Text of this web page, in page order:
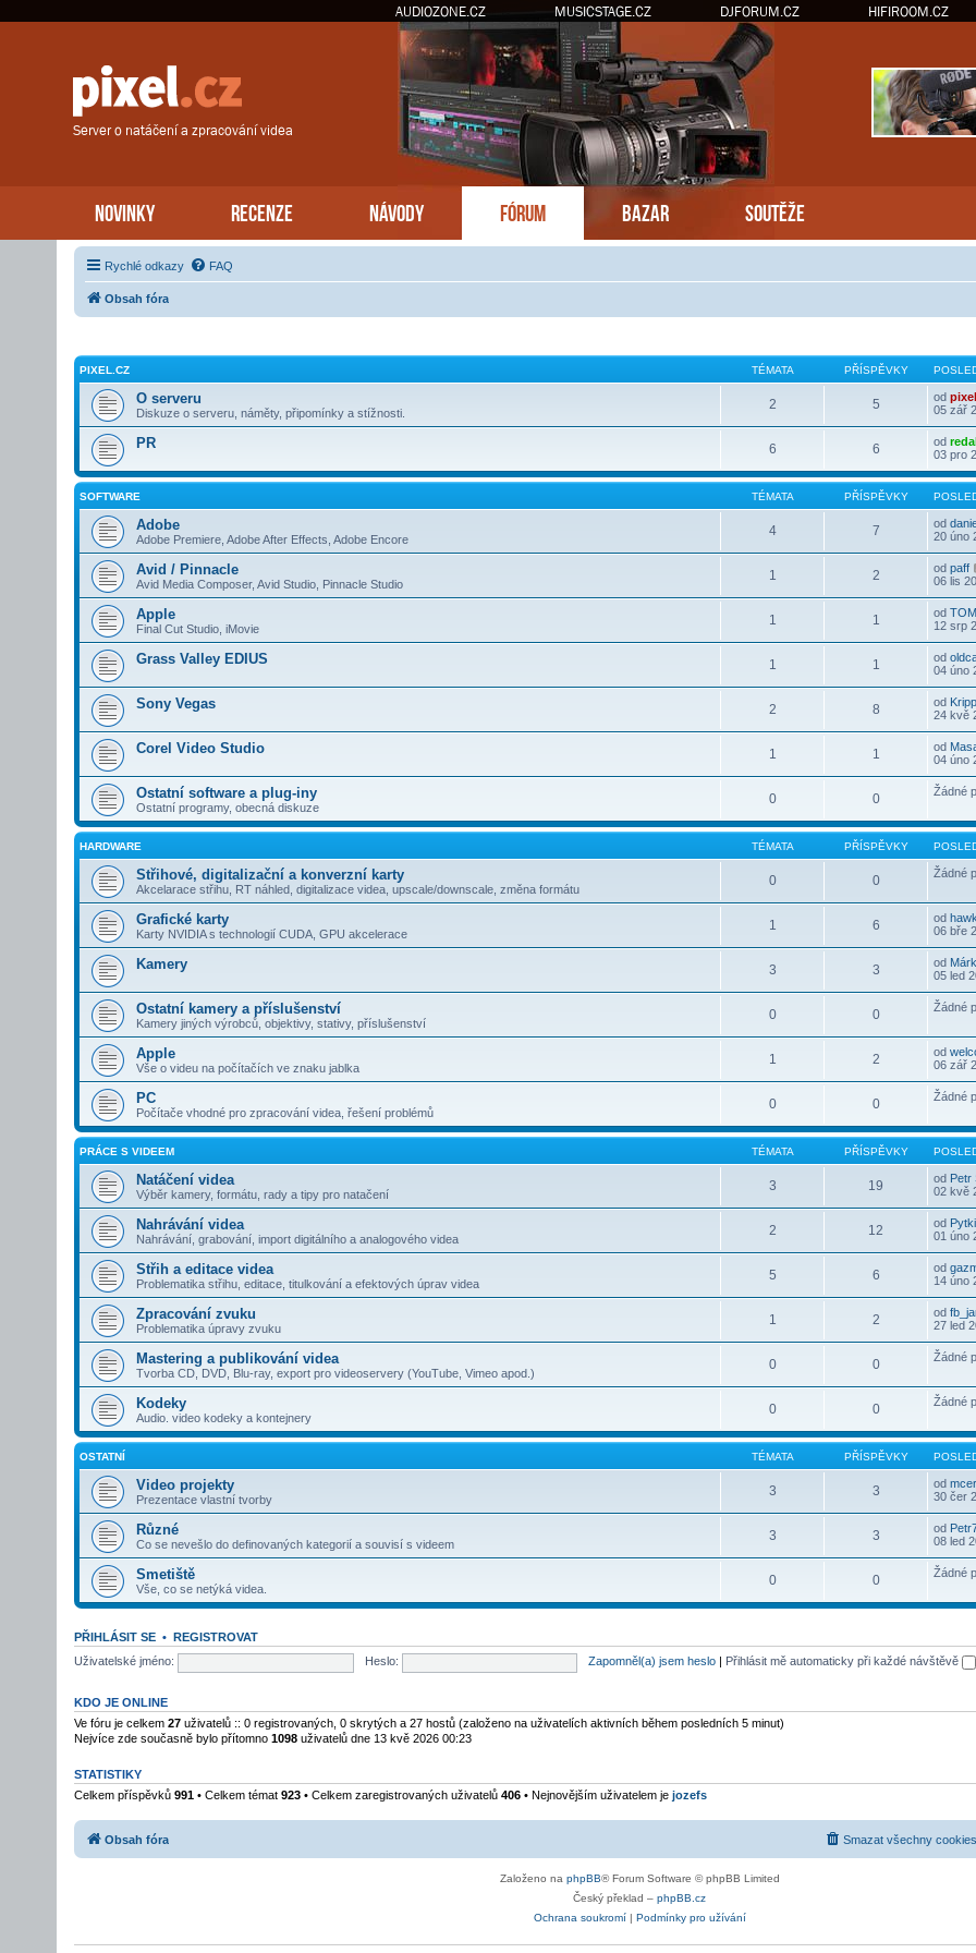
AUDIOZONE.CZ MUSICSTAGE.CZ DJFORUM.CZ HIFIROOM.CZ
Server o natáčení a zpracování videa
NOVINKY RECENZE NÁVODY FÓRUM BAZAR SOUTĚŽE
Rychlé odkazy FAQ
Obsah fóra
PIXEL.CZ TÉMATA PŘÍSPĚVKY
O serveru
Diskuze o serveru, náměty, připomínky a stížnosti.
2 5 od pixel
05 zář
PR 6 6 od
03 pro
SOFTWARE TÉMATA PŘÍSPĚVKY
Adobe
Adobe Premiere, Adobe After Effects, Adobe Encore
4 7 od
20 úno
Avid / Pinnacle
Avid Media Composer, Avid Studio, Pinnacle Studio
1 2 od paff
06 lis
Apple
Final Cut Studio, iMovie
1 1 od
12 srp
Grass Valley EDIUS 1 1 od
04 úno
Sony Vegas 2 8 od Kripp
24 kvě
Corel Video Studio 1 1 od
04 úno
Ostatní software a plug-iny
Ostatní programy, obecná diskuze
0 0 Žádné
HARDWARE TÉMATA PŘÍSPĚVKY
Střihové, digitalizační a konverzní karty
Akcelarace střihu, RT náhled, digitalizace videa, upscale/downscale, změna formátu
0 0 Žádné
Grafické karty
Karty NVIDIA s technologií CUDA, GPU akcelerace
1 6 od
06 bře
Kamery 3 3 od
05 led
Ostatní kamery a příslušenství
Kamery jiných výrobců, objektivy, stativy, příslušenství
0 0 Žádné
Apple
Vše o videu na počítačích ve znaku jablka
1 2 od
06 zář
PC
Počítače vhodné pro zpracování videa, řešení problémů
0 0 Žádné
PRÁCE S VIDEEM TÉMATA PŘÍSPĚVKY
Natáčení videa
Výběr kamery, formátu, rady a tipy pro natačení
3 19 od Petr
02 kvě
Nahrávání videa
Nahrávání, grabování, import digitálního a analogového videa
2 12 od
01 úno
Střih a editace videa
Problematika střihu, editace, titulkování a efektových úprav videa
5 6 od
14 úno
Zpracování zvuku
Problematika úpravy zvuku
1 2 od
27 led
Mastering a publikování videa
Tvorba CD, DVD, Blu-ray, export pro videoservery (YouTube, Vimeo apod.)
0 0 Žádné
Kodeky
Audio. video kodeky a kontejnery
0 0 Žádné
OSTATNÍ TÉMATA PŘÍSPĚVKY
Video projekty
Prezentace vlastní tvorby
3 3 od
30 čer
Různé
Co se nevešlo do definovaných kategorií a souvisí s videem
3 3 od
08 led
Smetiště
Vše, co se netýká videa.
0 0 Žádné
PŘIHLÁSIT SE • REGISTROVAT
Uživatelské jméno:
Heslo: Zapomněl(a) jsem heslo Přihlásit mě automaticky při každé návštěvě
KDO JE ONLINE
Ve fóru je celkem 27 uživatelů :: 0 registrovaných, 0 skrytých a 27 hostů (založeno na uživatelích aktivních během posledních 5 minut)
Nejvíce zde současně bylo přítomno 1098 uživatelů dne 13 kvě 2026 00:23
STATISTIKY
Celkem příspěvků 991 • Celkem témat 923 • Celkem zaregistrovaných uživatelů 406 • Nejnovějším uživatelem je jozefs
Obsah fóra Smazat všechny
Založeno na phpBB® Forum Software © phpBB Limited
Český překlad – phpBB.cz
Ochrana soukromí| Podmínky pro užívání